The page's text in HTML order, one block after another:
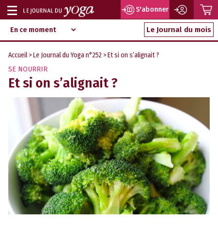
Aller
au
contenu
d‘information
indépendant
Afficher
ou
masquer
la
navigation
S'abonner
Le Journal du mois
Accueil >Le Journal du Yoga n°252 > Et si on s’alignait ?
SE NOURRIR
Et si on s’alignait ?